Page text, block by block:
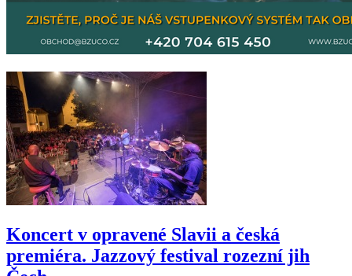
Koncert v opravené Slavii a česká
premiéra. Jazzový festival rozezní jih